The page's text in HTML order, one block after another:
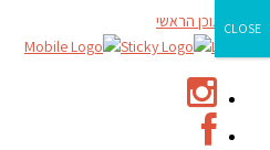
דילוג לתוכן הראשי
CLOSE